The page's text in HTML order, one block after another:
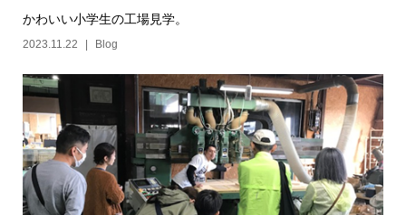
かわいい小学生の工場見学。
2023.11.22 Blog